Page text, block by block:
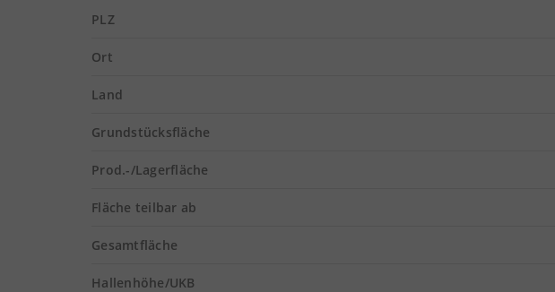
PLZ
Ort
Land
Grundstücksfläche
Prod.-/Lagerfläche
Fläche teilbar ab
Gesamtfläche
Hallenhöhe/UKB